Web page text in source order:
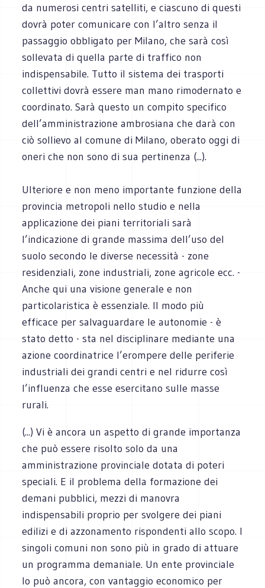
da numerosi centri satelliti, e ciascuno di questi
dovrà poter comunicare con l’altro senza il
passaggio obbligato per Milano, che sarà così
sollevata di quella parte di traffico non
indispensabile. Tutto il sistema dei trasporti
collettivi dovrà essere man mano rimodernato e
coordinato. Sarà questo un compito specifico
dell’amministrazione ambrosiana che darà con
ciò sollievo al comune di Milano, oberato oggi di
oneri che non sono di sua pertinenza (...).
Ulteriore e non meno importante funzione della
provincia metropoli nello studio e nella
applicazione dei piani territoriali sarà
l’indicazione di grande massima dell’uso del
suolo secondo lediverse necessità - zone
residenziali, zone industriali, zone agricole ecc. -
Anche qui una visione generale e non
particolaristica è essenziale. Il modo più
efficace per salvaguardare le autonomie - è
stato detto - sta nel disciplinare mediante una
azione coordinatrice l’erompere delle periferie
industriali dei grandi centri e nel ridurre così
l’influenza che esse esercitano sulle masse
rurali.
(...) Vi è ancora un aspetto di grande importanza
che può essere risolto solo da una
amministrazione provinciale dotata di poteri
speciali. E il problema della formazione dei
demani pubblici, mezzi di manovra
indispensabili proprio per svolgere dei piani
edilizi e di azzonamento rispondenti allo scopo. I
singoli comuni non sono più in grado di attuare
un programma demaniale. Un ente provinciale
lo può ancora, con vantaggio economico per